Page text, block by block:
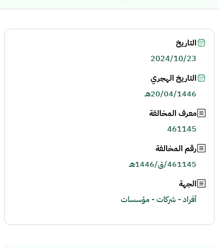
التاريخ
2024/10/23
التاريخ الهجري
20/04/1446هـ
معرف المخالفة
461145
رقم المخالفة
461145/ق/1446هـ
الجهة
أفراد - شركات - مؤسسات